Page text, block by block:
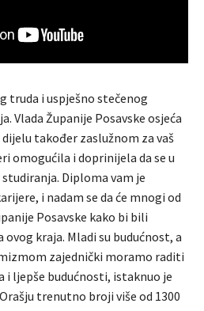
truda i uspješno stečenog
Vlada Županije Posavske osjeća
također zaslužnom za vaš
omogućila i doprinijela da se u
Diploma vam je
i nadam se da će mnogi od
Posavske kako bi bili
kraja. Mladi su budućnost, a
zajednički moramo raditi
i ljepše budućnosti, istaknuo je
trenutno broji više od 1300